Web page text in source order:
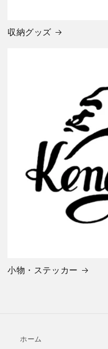
収納グッズ
小物・ステッカー
ホーム